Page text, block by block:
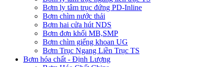
Bơm ly tâm trục đứng PD-Inline
Bơm chìm nước thải
Bơm hai cửa hút NDS
Bơm đơn khối MB,SMP
Bơm chìm giếng khoan UG
Bơm Trục Ngang Liền Trục TS
Bơm hóa chất - Định Lượng